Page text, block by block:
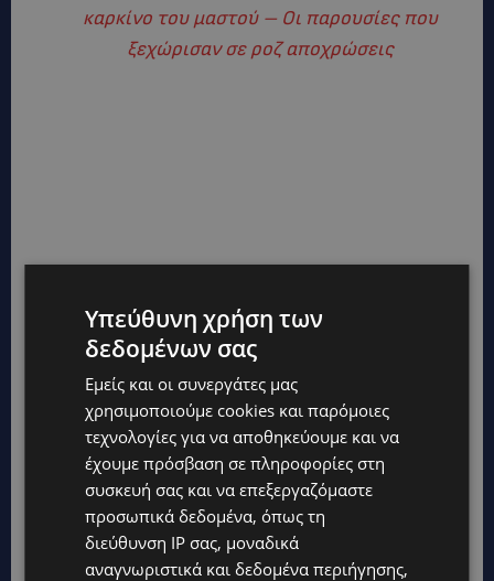
καρκίνο του μαστού – Οι παρουσίες που
ξεχώρισαν σε ροζ αποχρώσεις
Υπεύθυνη χρήση των
δεδομένων σας
Εμείς και οι συνεργάτες μας
χρησιμοποιούμε cookies και παρόμοιες
τεχνολογίες για να αποθηκεύουμε και να
έχουμε πρόσβαση σε πληροφορίες στη
συσκευή σας και να επεξεργαζόμαστε
προσωπικά δεδομένα, όπως τη
διεύθυνση IP σας, μοναδικά
αναγνωριστικά και δεδομένα περιήγησης,